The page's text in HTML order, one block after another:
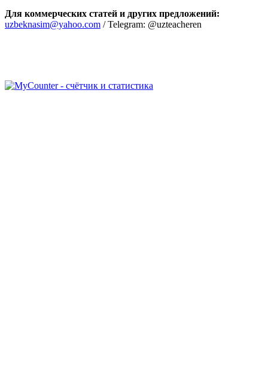
Для коммерческих статей и других предложений:
uzbeknasim@yahoo.com / Telegram: @uzteacheren